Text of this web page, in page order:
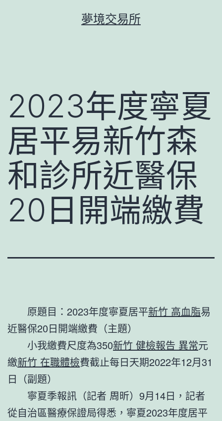
夢境交易所
2023年度寧夏
居平易新竹森
和診所近醫保
20日開端繳費
原題目：2023年度寧夏居平新竹 高血脂易
近醫保20日開端繳費（主題）
小我繳費尺度為350新竹 健檢報告 異常元
繳新竹 在職體檢費截止每日天期2022年12月31
日（副題）
寧夏季報訊（記者 周昕）9月14日，記者
從自治區醫療保證局得悉，寧夏2023年度居平